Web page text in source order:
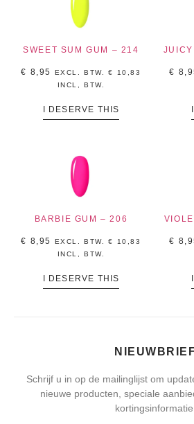
SWEET SUM GUM – 214
€ 8,95 EXCL. BTW.€
10,83
INCL, BTW.
I DESERVE THIS
€
BARBIE GUM – 206
€ 8,95 EXCL. BTW.€
10,83
INCL, BTW.
I DESERVE THIS
€
Schrijf u in op de mailinglijst om
nieuwe producten, speciale
kortingsinformatie.